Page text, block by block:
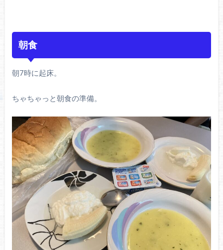
朝食
朝7時に起床。
ちゃちゃっと朝食の準備。